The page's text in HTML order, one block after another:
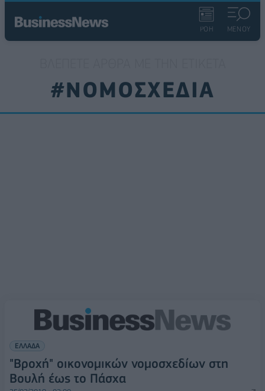
ΡΟΗ ΜΕΝΟΥ
#ΝΟΜΟΣΧΕΔΙΑ
ΕΛΛΑΔΑ
"Βροχή" οικονομικών νομοσχεδίων στη
Βουλή έως το Πάσχα